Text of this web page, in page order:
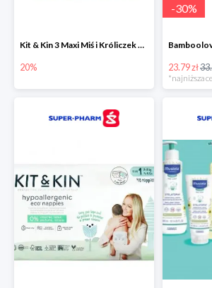
Kit & Kin 3 Maxi Miś i Króliczek pieluchy jednorazowe dla dzieci
20%
-30%
23.79 zł